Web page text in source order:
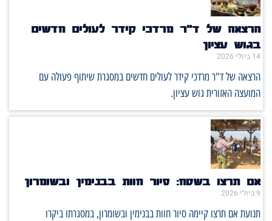
הרצאה של ד"ר מרדכי קידר לעולים חדשים
בגוש עציון
14 ביולי 2026
הרצאה של ד"ר מרדכי קידר לעולים חדשים במסגרת שיתוף פעולה עם
המועצה האזורית גוש עציון.
אם תרצו בשטח: סיור חוות בבנימין ובשומרון
9 ביולי 2026
תנועת אם תרצו קיימה סיור חוות בבנימין ובשומרון, במסגרתו ביקרו